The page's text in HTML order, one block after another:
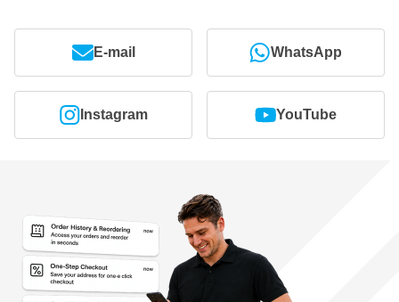
E-mail WhatsApp
Instagram YouTube